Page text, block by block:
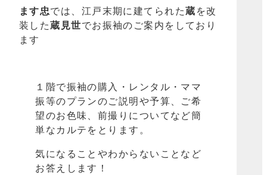
ます忠では、江戸末期に建てられた蔵を改
装した蔵見世でお振袖のご案内をしており
ます
１階で振袖の購入・レンタル・ママ
振等のプランのご説明や予算、ご希
望のお色味、前撮りについてなど簡
単なカルテをとります。
気になることやわからないことなど
お答えします！